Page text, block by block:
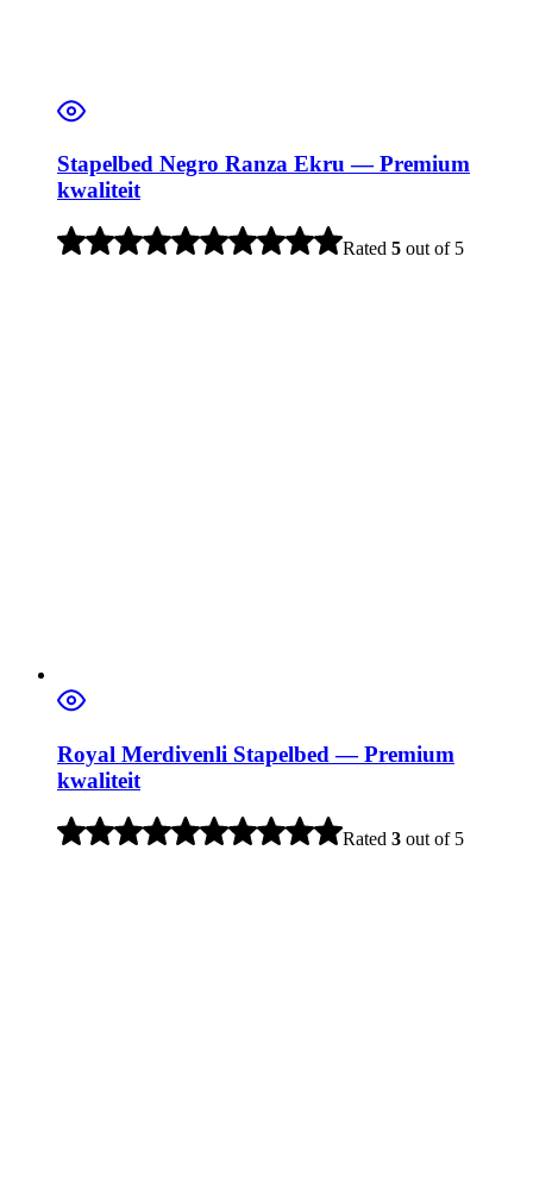
Stapelbed Negro Ranza Ekru — Premium
kwaliteit
Rated 5 out of 5
Royal Merdivenli Stapelbed — Premium
kwaliteit
Rated 3 out of 5